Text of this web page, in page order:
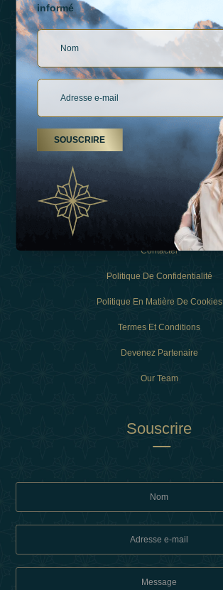
LIENS
À Propos De Nous
Types De Vacances
Contacter
Politique De Confidentialité
Politique En Matière De Cookies
Termes Et Conditions
Devenez Partenaire
Our Team
Souscrire
informé
SOUSCRIRE